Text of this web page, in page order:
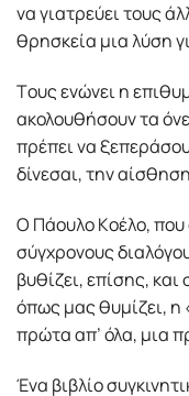
να γιατρεύει τους
θρησκεία μια λύση
Tους ενώνει η
ακολουθήσουν τα
πρέπει να
δίνεσαι, την
O Πάουλο Kοέλο,
σύγχρονους
βυθίζει, επίσης,
όπως μας θυμίζει, η
πρώτα απ’ όλα, μια
Ένα βιβλίο